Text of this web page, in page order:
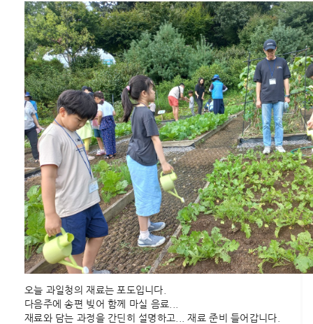
오늘 과일청의 재료는 포도입니다.
다음주에 송편 빚어 함께 마실 음료...
재료와 담는 과정을 간딘히 설명하고... 재료 준비 들어갑니다.